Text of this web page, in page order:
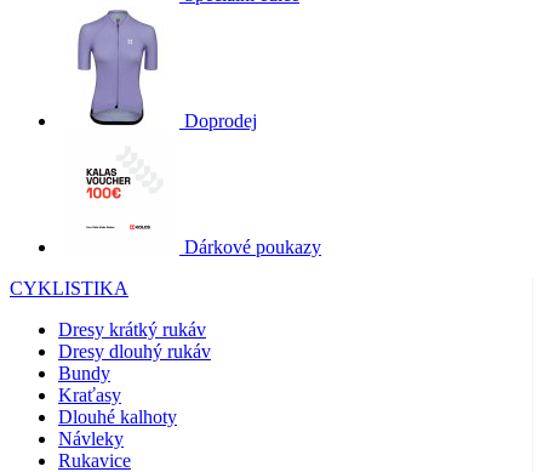
Doprodej
Dárkové poukazy
CYKLISTIKA
Dresy krátký rukáv
Dresy dlouhý rukáv
Bundy
Kraťasy
Dlouhé kalhoty
Návleky
Rukavice